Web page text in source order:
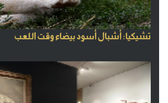
تشيكيا: أشبال أسود بيضاء وقت اللعب